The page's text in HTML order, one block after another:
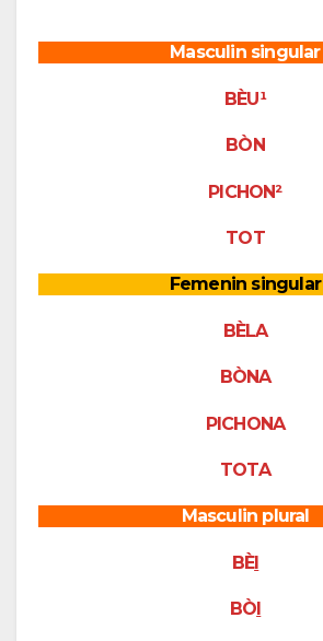
Masculin singular
BÈU¹
BÒN
PICHON²
TOT
Femenin singular
BÈLA
BÒNA
PICHONA
TOTA
Masculin plural
BÈI
BÒI